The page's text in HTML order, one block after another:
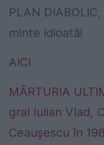
PLAN
minte idioată!
AICI
MĂRTURIA
gral Iulian Vlad,
Ceaușescu în